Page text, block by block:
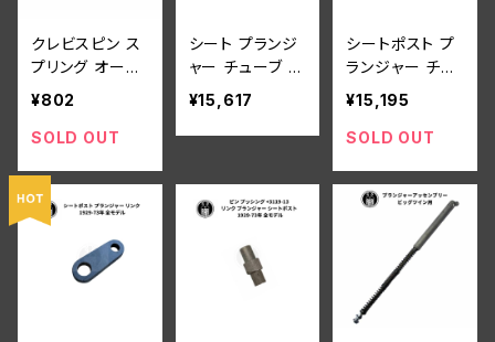
クレビスピン ス
プリング オール
モデル パーカー
¥802
SOLD OUT
シート プランジ
ャー チューブ ハ
ーレーダビッドソ
ン 1929-73年
DL VL RL WL
キ
¥15,617
シートポスト プ
ランジャー チュ
ーブ ハーレーダ
ビッドソン 1929
-73年 DL RL W
イズド
¥15,195
SOLD OUT